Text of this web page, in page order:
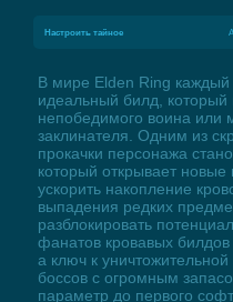
Настроить тайное
В мире Elden Ring каждый
идеальный билд, который
непобедимого воина или
заклинателя. Одним из
прокачки персонажа
который открывает новые
ускорить накопление
выпадения редких
разблокировать
фанатов кровавых
а ключ к
боссов с огромным
параметр до первого